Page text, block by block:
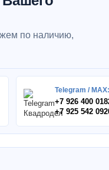
по наличию,
Telegram / MAX:
+7 926 400
+7 925 542